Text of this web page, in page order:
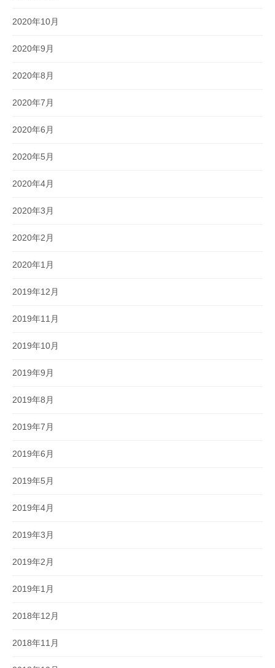
2020年10月
2020年9月
2020年8月
2020年7月
2020年6月
2020年5月
2020年4月
2020年3月
2020年2月
2020年1月
2019年12月
2019年11月
2019年10月
2019年9月
2019年8月
2019年7月
2019年6月
2019年5月
2019年4月
2019年3月
2019年2月
2019年1月
2018年12月
2018年11月